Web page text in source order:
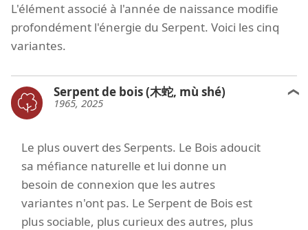
L'élément associé à l'année de naissance modifie
profondément l'énergie du Serpent. Voici les cinq
variantes.
Serpent de bois (木蛇, mù shé)
1965, 2025
Le plus ouvert des Serpents. Le Bois adoucit
sa méfiance naturelle et lui donne un
besoin de connexion que les autres
variantes n'ont pas. Le Serpent de Bois est
plus sociable, plus curieux des autres, plus